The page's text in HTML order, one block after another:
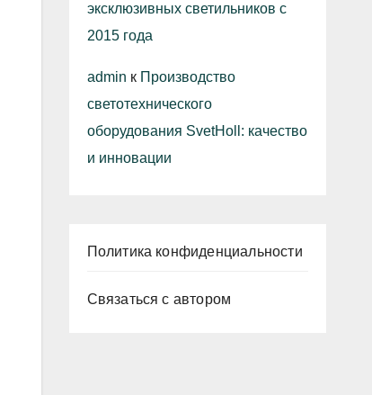
эксклюзивных светильников с
2015 года
admin к Производство
светотехнического
оборудования SvetHoll: качество
и инновации
Политика конфиденциальности
Связаться с автором